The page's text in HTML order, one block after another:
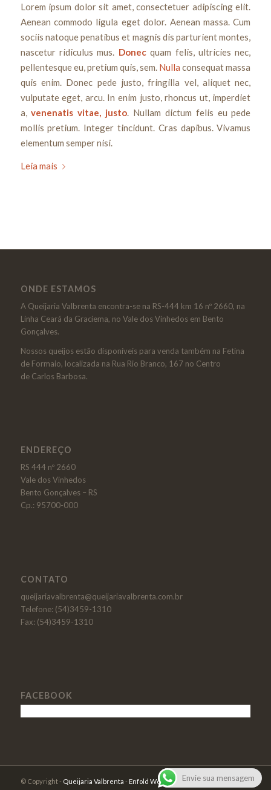
Lorem ipsum dolor sit amet, consectetuer adipiscing elit.
Aenean commodo ligula eget dolor. Aenean massa. Cum
sociis natoque penatibus et magnis dis parturient montes,
nascetur ridiculus mus. Donecquam felis, ultricies nec,
pellentesque eu, pretium quis, sem. Nulla consequat massa
quis enim. Donec pede justo, fringilla vel, aliquet nec,
vulputate eget, arcu. In enim justo, rhoncus ut, imperdiet
a,venenatis vitae, justo. Nullam dictum felis eu pede
mollis pretium. Integer tincidunt. Cras dapibus. Vivamus
elementum semper nisi.
Leia mais
ONDE ESTAMOS
A Queijaria Valbrenta encontra-se na RS-444 km 16 nº 2660, na
Linha Ceará da Graciema, no Vale dos Vinhedos em Bento
Gonçalves.
Nossos queijos estão disponíveis para venda também na Fetina
de Formaio, localizada na Rua Rio Branco, 167 no Centro
de Carlos Barbosa.
ENDEREÇO
RS 444 nº 2660
Vale dos Vinhedos
Bento Gonçalves – RS
Cp.: 95700-000
CONTATO
queijariavalbrenta@queijariavalbrenta.com.br
Telefone: (54)3459-1310
Fax: (54)3459-1310
FACEBOOK
© Copyright - Queijaria Valbrenta - Enfold WordPress Theme by Kriesi
Envie sua mensagem